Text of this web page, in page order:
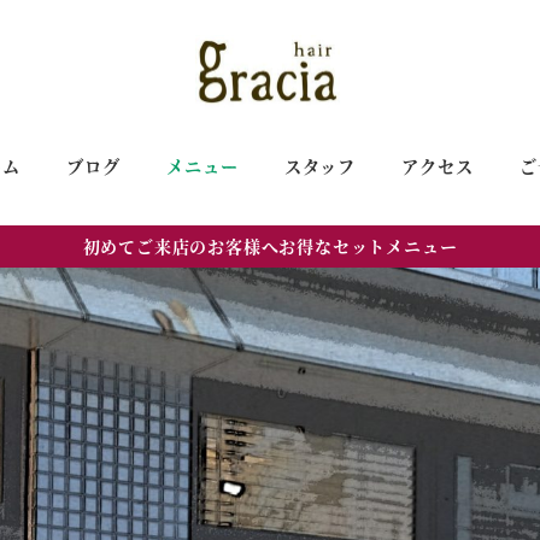
ブログ メニュー スタッフ アクセス
初めてご来店のお客様へお得なセットメニュー